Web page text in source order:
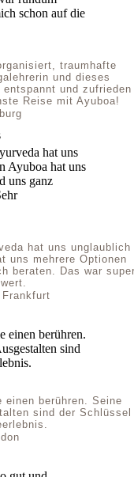
traumhafte
und dieses
und zufrieden
Reise mit Ayuboa!
hat uns unglaublich
uns mehrere Optionen
beraten. Das war
berühren. Seine
sind der Schlüssel